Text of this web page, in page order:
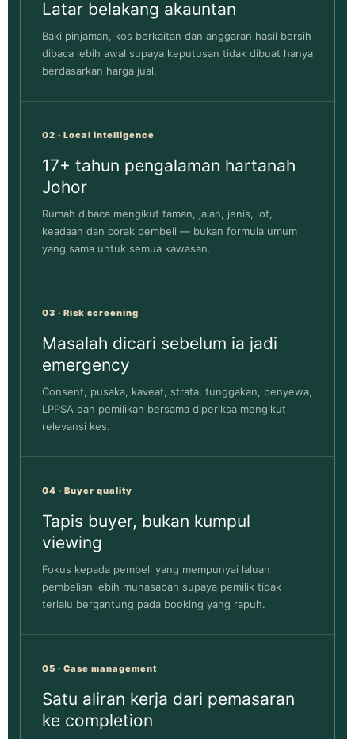
Latar belakang akauntan
Baki pinjaman, kos berkaitan dan anggaran hasil bersih
dibaca lebih awal supaya keputusan tidak dibuat hanya
berdasarkan harga jual.
02 · Local intelligence
17+ tahun pengalaman hartanah
Johor
Rumah dibaca mengikut taman, jalan, jenis, lot,
keadaan dan corak pembeli — bukan formula umum
yang sama untuk semua kawasan.
03 · Risk screening
Masalah dicari sebelum ia jadi
emergency
Consent, pusaka, kaveat, strata, tunggakan, penyewa,
LPPSA dan pemilikan bersama diperiksa mengikut
relevansi kes.
04 · Buyer quality
Tapis buyer, bukan kumpul
viewing
Fokus kepada pembeli yang mempunyai laluan
pembelian lebih munasabah supaya pemilik tidak
terlalu bergantung pada booking yang rapuh.
05 · Case management
Satu aliran kerja dari pemasaran
ke completion